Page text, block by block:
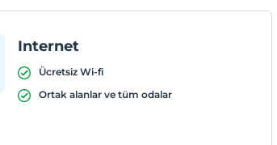
Internet
Ücretsiz Wi-fi
Ortak alanlar ve tüm odalar